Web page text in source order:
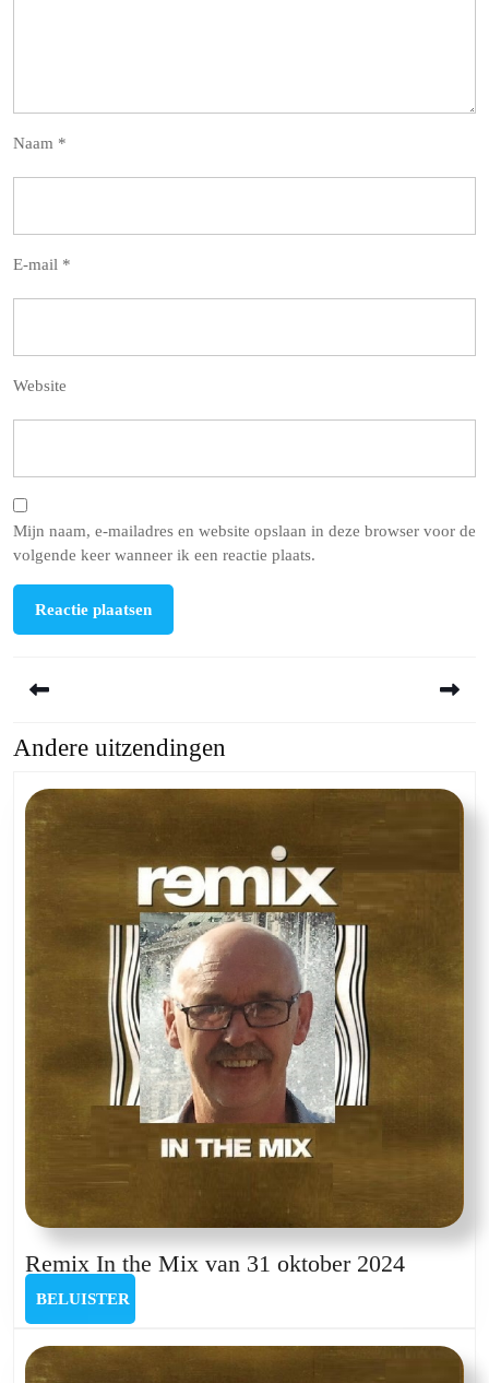
Naam *
E-mail *
Website
Mijn naam, e-mailadres en website opslaan in deze browser voor de
volgende keer wanneer ik een reactie plaats.
Previous
Andere uitzendingen
Remix In the Mix van 31 oktober 2024Remix
Mix
BELUISTER